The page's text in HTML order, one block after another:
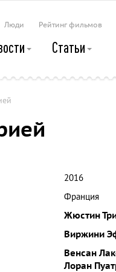
Люди Рейтинг фильмов
Статьи
2016
Франция
Жюстин
Виржини
Венсан
Лоран